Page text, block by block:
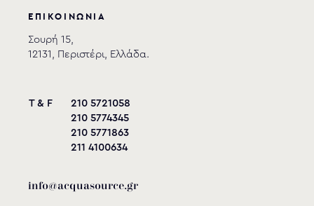
ΕΠΙΚΟΙΝΩΝΙΑ
Σουρή 15,
12131, Περιστέρι, Ελλάδα.
T & F
210 5721058
210 5774345
210 5771863
211 4100634
info@acquasource.gr